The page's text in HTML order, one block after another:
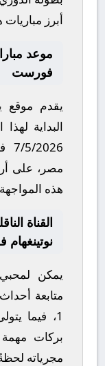
أبرز
موعد
فورست
يقدم موقع
البداية
7/5/2026
مصر، على
هذه
القناة
يمكن
متابعة
1، فيما
بركات
مجرياته